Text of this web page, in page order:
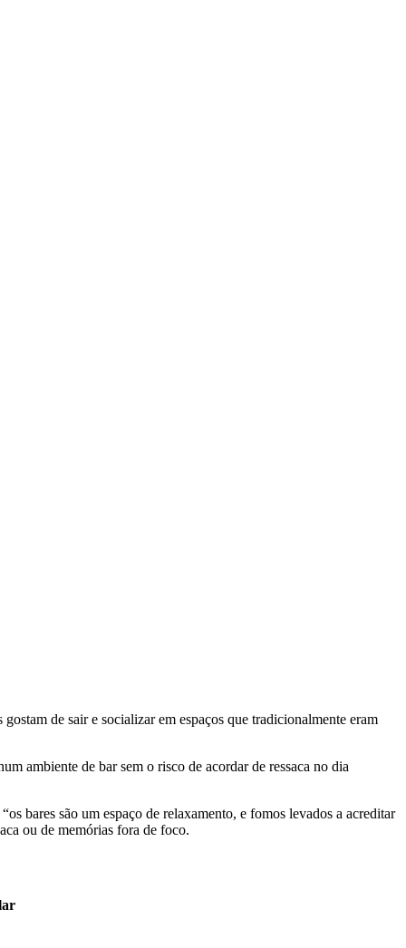
de sair e socializar em espaços que tradicionalmente eram
ambiente de bar sem o risco de acordar de ressaca no dia
bares são um espaço de relaxamento, e fomos levados a acreditar
ou de memórias fora de foco.